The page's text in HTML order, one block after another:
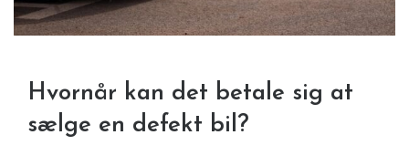
Hvornår kan det betale sig at
sælge en defekt bil?